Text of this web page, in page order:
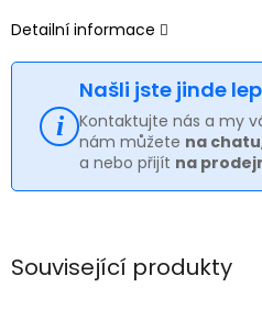
Detailní informace
Našli jste jinde
Kontaktujte nás a my
nám můžete na chatu
a nebo přijít na
Související produkty